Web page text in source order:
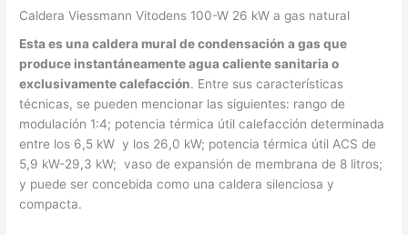
Caldera Viessmann Vitodens 100-W 26 kW a gas natural
Esta es una caldera mural de condensación a gas que
produce instantáneamente agua caliente sanitaria o
exclusivamente calefacción. Entre sus características
técnicas, se pueden mencionar las siguientes: rango de
modulación 1:4; potencia térmica útil calefacción determinada
entre los 6,5 kW y los 26,0 kW; potencia térmica útil ACS de
5,9 kW-29,3 kW; vaso de expansión de membrana de 8 litros;
y puede ser concebida como una caldera silenciosa y
compacta.